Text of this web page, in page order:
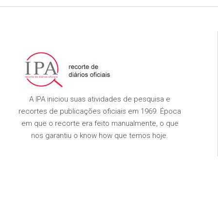
A IPA iniciou suas atividades de pesquisa e
recortes de publicações oficiais em 1969. Época
em que o recorte era feito manualmente, o que
nos garantiu o know how que temos hoje.